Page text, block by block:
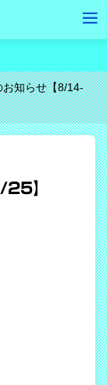
お知らせ【8/14-
25】